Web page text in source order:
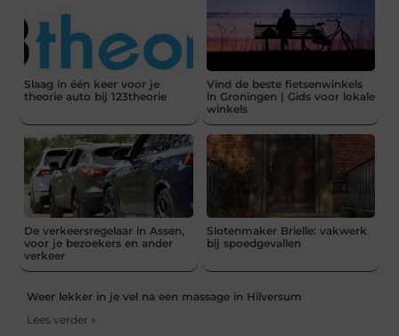
Slaag in één keer voor je
theorie auto bij 123theorie
Vind de beste fietsenwinkels
in Groningen | Gids voor lokale
winkels
De verkeersregelaar in Assen,
voor je bezoekers en ander
verkeer
Slotenmaker Brielle: vakwerk
bij spoedgevallen
Weer lekker in je vel na een massage in Hilversum
Lees verder »